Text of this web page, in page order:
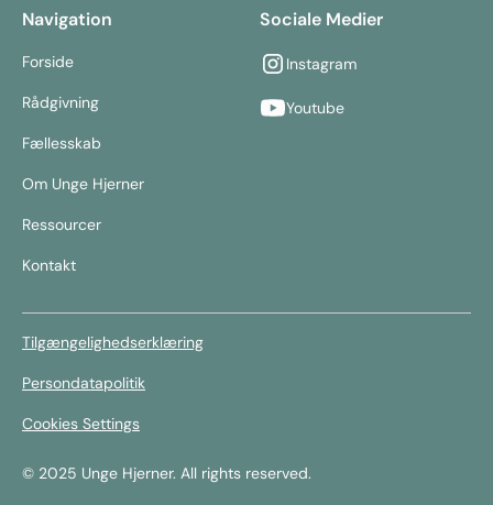
Navigation
Forside
Rådgivning
Fællesskab
Om Unge Hjerner
Ressourcer
Kontakt
Sociale Medier
Instagram
Youtube
© 2025 Unge Hjerner. All rights reserved.
Tilgængelighedserklæring
Persondatapolitik
Cookies Settings